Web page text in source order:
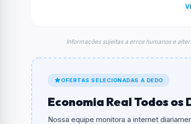
econtradas informações sobre
O cupom dá18% OFFem compras.
Qual é o valor minimo de compra?
O valor minimo de compra é R$ 79,00.
Informações sujeitas a erros humanos e
OFERTAS SELECIONADAS A DEDO
Economia Real Todos os
Nossa equipe monitora a internet